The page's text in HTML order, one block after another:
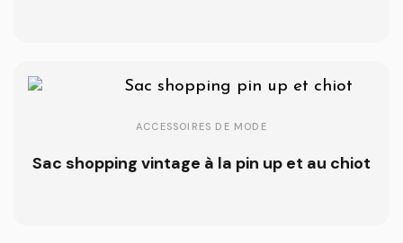
ACCESSOIRES DE MODE
Sac shopping vintage à la pin up et au chiot